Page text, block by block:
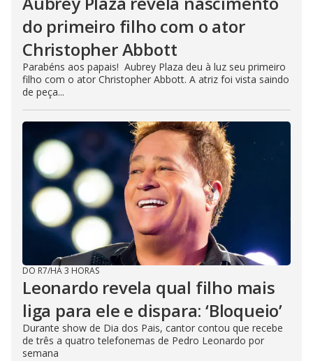
do primeiro filho com o ator
Christopher Abbott
Parabéns aos papais! Aubrey Plaza deu à luz seu primeiro
filho com o ator Christopher Abbott. A atriz foi vista saindo
de peça...
DO R7/HÁ 3 HORAS
Leonardo revela qual filho mais
liga para ele e dispara: ‘Bloqueio’
Durante show de Dia dos Pais, cantor contou que recebe
de três a quatro telefonemas de Pedro Leonardo por
semana